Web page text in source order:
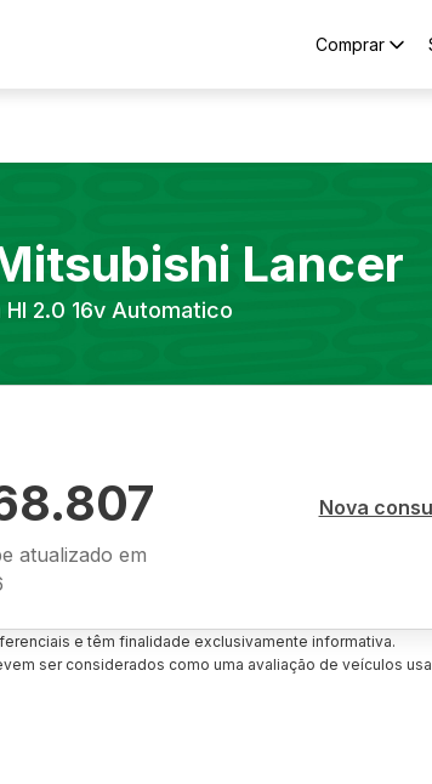
Comprar
Lancer
Hl 2.0 16v Automatico
atualizado em
Nova
e têm finalidade exclusivamente informativa.
ser considerados como uma avaliação de veículos